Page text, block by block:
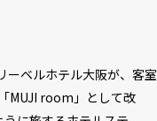
ーベルホテル大阪が、客室
MUJI room」として改